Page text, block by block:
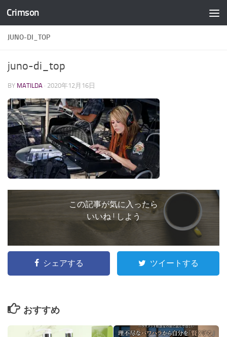
コンテンツへスキップ
Crimson
JUNO-DI_TOP
juno-di_top
BY MATILDA · 2020年12月16日
この記事が気に入ったら
いいね ! しよう
シェアする ツイートする
おすすめ